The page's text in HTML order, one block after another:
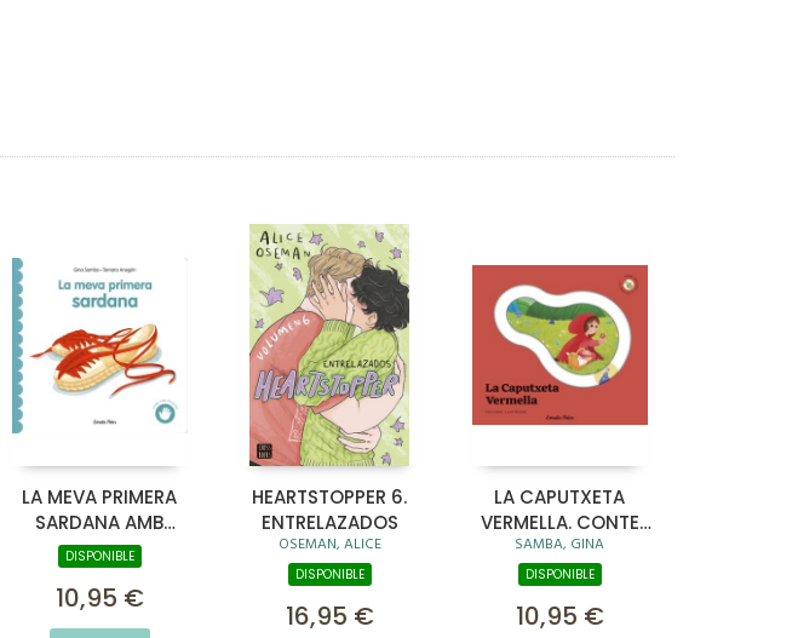
LA MEVA PRIMERA
SARDANA AMB
TEXTURES
DISPONIBLE
10,95 €
HEARTSTOPPER 6.
ENTRELAZADOS
OSEMAN, ALICE
DISPONIBLE
16,95 €
LA CAPUTXETA
VERMELLA. CONTE
AMB PECES
LLISCANTS
SAMBA, GINA
DISPONIBLE
10,95 €